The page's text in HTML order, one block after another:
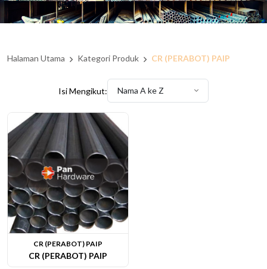
Halaman Utama Kategori Produk CR (PERABOT) PAIP
Isi Mengikut: Nama A ke Z
CR (PERABOT) PAIP
CR (PERABOT) PAIP